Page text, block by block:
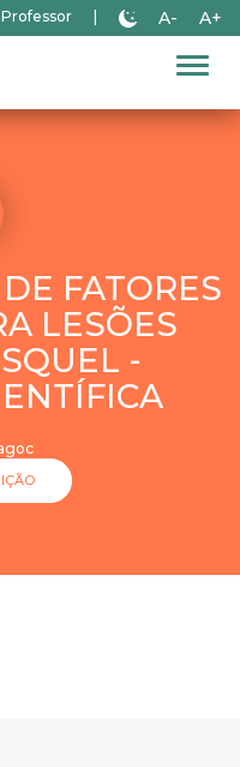
A- A+
FATORES
LESÕES
-